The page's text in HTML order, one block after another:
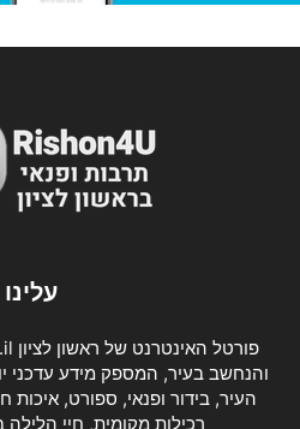
עלינו
והנחשב בעיר, המספק מידע עדכני
העיר, בידור ופנאי, ספורט, איכות
רכילות מקומית, חיי הלילה